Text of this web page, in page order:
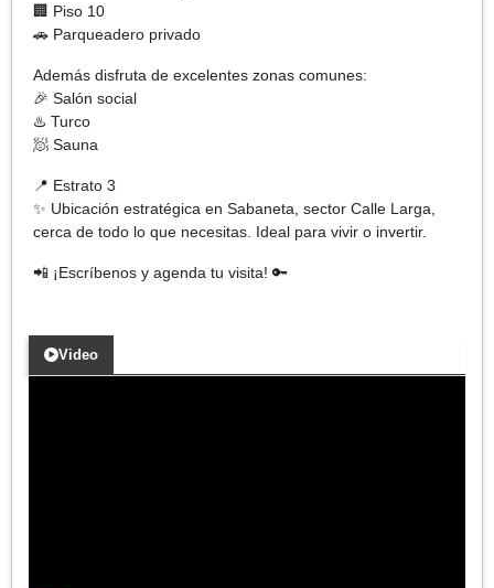
🏢 Piso 10
🚗 Parqueadero privado
Además disfruta de excelentes zonas comunes:
🎉 Salón social
♨️ Turco
🧖 Sauna
📍 Estrato 3
✨ Ubicación estratégica en Sabaneta, sector Calle Larga,
cerca de todo lo que necesitas. Ideal para vivir o invertir.
📲 ¡Escríbenos y agenda tu visita! 🔑
Video